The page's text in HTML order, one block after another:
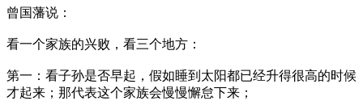
曾国藩说：
看一个家族的兴败，看三个地方：
第一：看子孙是否早起，假如睡到太阳都已经升得很高的时候
才起来；那代表这个家族会慢慢懈怠下来；